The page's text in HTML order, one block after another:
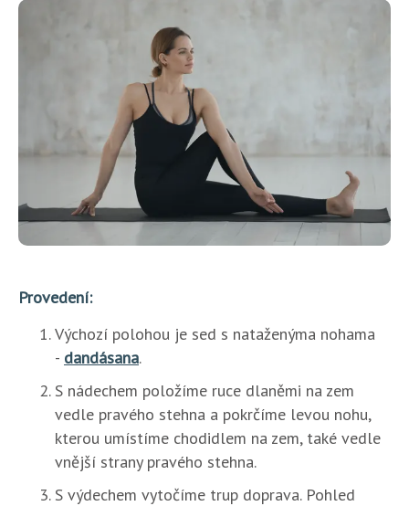
Provedení:
Výchozí polohou je sed s nataženýma nohama
- dandásana.
S nádechem položíme ruce dlaněmi na zem
vedle pravého stehna a pokrčíme levou nohu,
kterou umístíme chodidlem na zem, také vedle
vnější strany pravého stehna.
S výdechem vytočíme trup doprava. Pohled